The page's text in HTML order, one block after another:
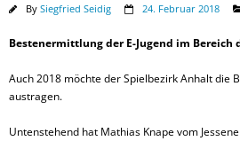
By Siegfried Seidig 24. Februar 2018
Bestenermittlung der E-Jugend im Bereich
Auch 2018 möchte der Spielbezirk Anhalt die
austragen.
Untenstehend hat Mathias Knape vom